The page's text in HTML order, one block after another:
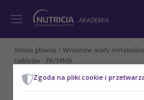
Strona główna / Wrodzone wady
rodziców - PA/MMA
Zgoda na pliki cookie i